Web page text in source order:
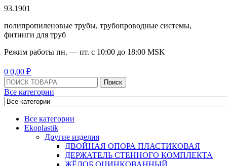
93.1901
полипропиленовые трубы, трубопроводные системы,
фитинги для труб
Режим работы пн. — пт. с 10:00 до 18:00 MSK
0 0,00 ₽
Поиск:
Поиск
Все категории
Все категории
Ekoplastik
Другие изделия
ДВОЙНАЯ ОПОРА ПЛАСТИКОВАЯ
ДЕРЖАТЕЛЬ СТЕННОГО КОМПЛЕКТА
ЖЁЛОБ ОЦИНКОВАННЫЙ